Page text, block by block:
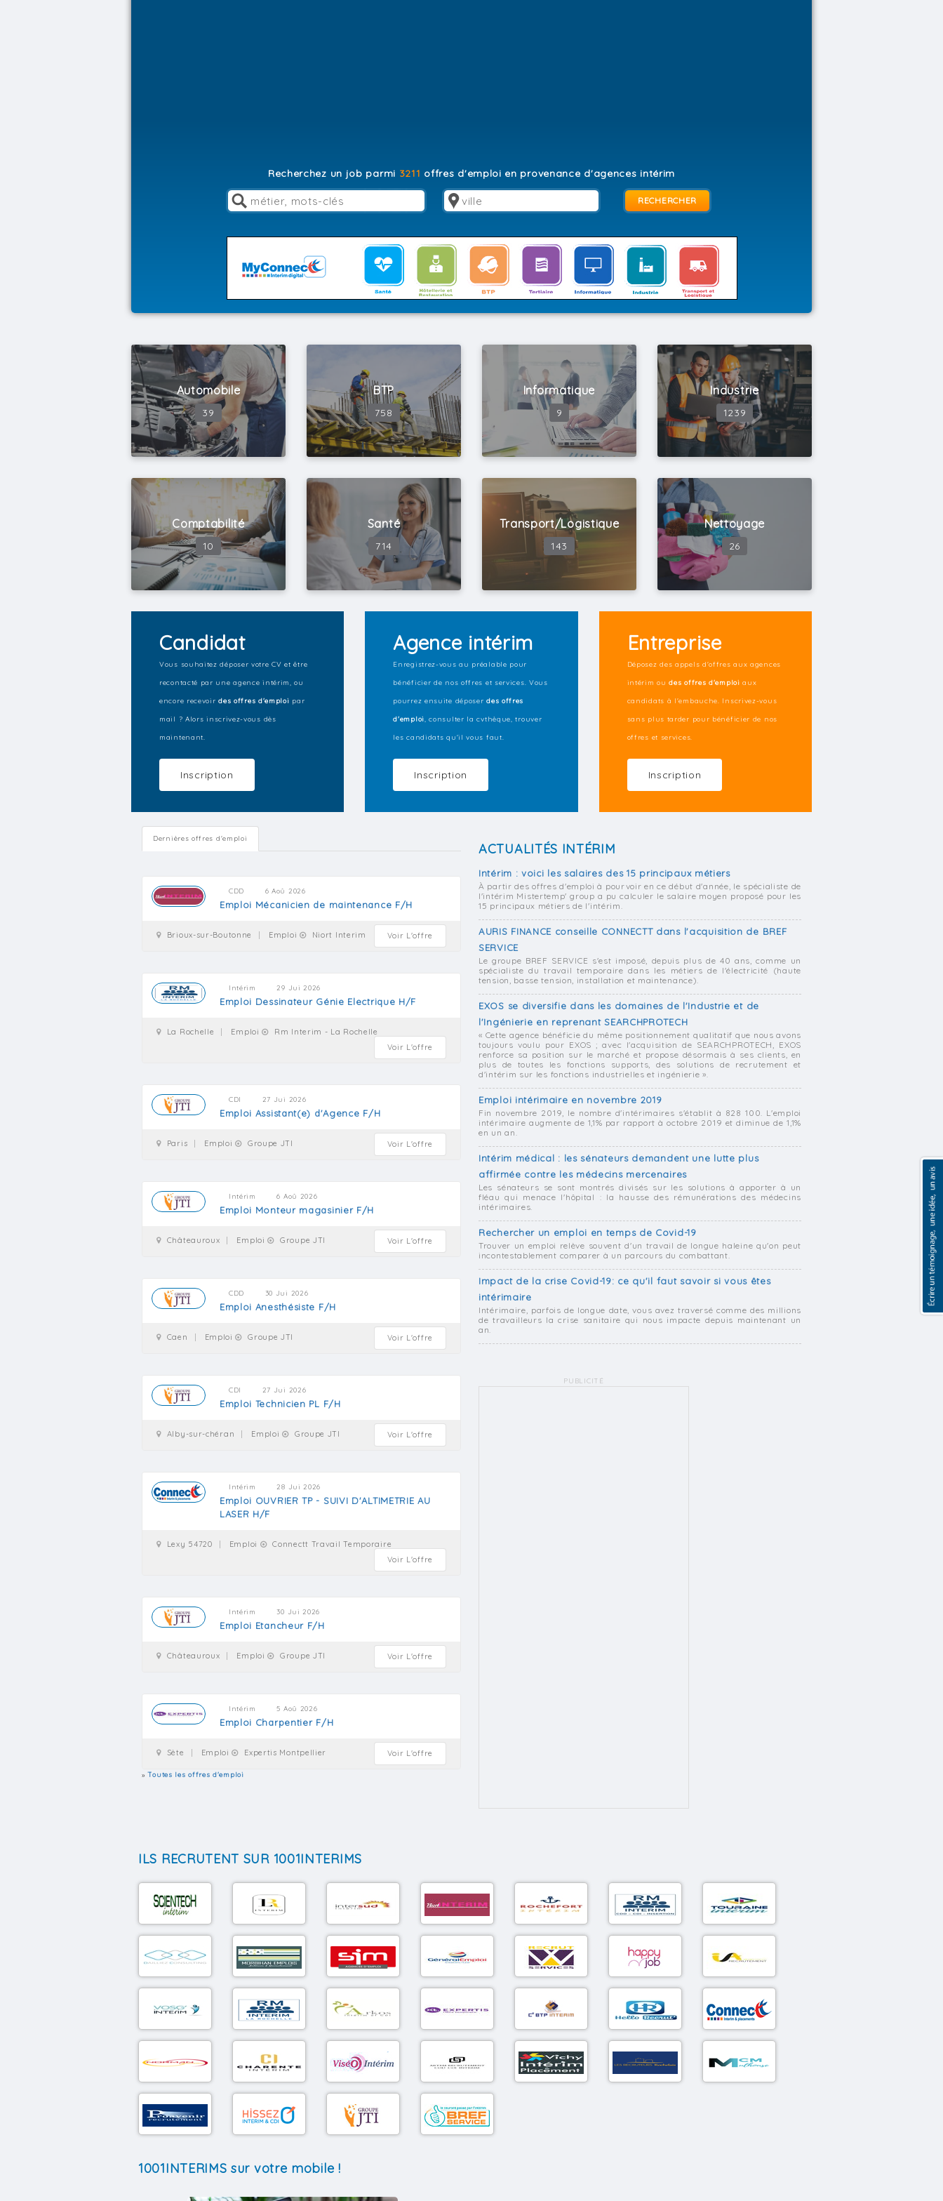
Recherchez un job parmi 3211 offres d'emploi en provenance d'agences intérim
Secteur d'activité Niveaux d'études
Expérience minimum Types de contrats
Région géographique Mobilité géographique
Temps de travail
Automobile
39
BTP
758
Informatique
9
Industrie
1239
Comptabilité
10
Santé
714
Transport/Logistique
143
Nettoyage
26
Candidat
Vous souhaitez déposer votre CV et être
recontacté par une agence intérim, ou
encore recevoirdes offres d'emploi par
mail ? Alors inscrivez-vous dès
maintenant.
Inscription
Agence intérim
Enregistrez-vous au préalable pour
bénéficier de nos offres et services. Vous
pourrez ensuite déposerdes offres
d'emploi, consulter la cvthèque, trouver
les candidats qu'il vous faut.
Inscription
Entreprise
Déposez des appels d'offres aux agences
intérim oudes offres d'emploi aux
candidats à l'embauche. Inscrivez-vous
sans plus tarder pour bénéficier de nos
offres et services.
Inscription
Dernières offres d'emploi
CDD 6 Aoû 2026
Emploi Mécanicien de maintenance F/H
Brioux-sur-Boutonne Emploi Niort Interim Voir L'offre
Intérim 29 Jui 2026
Emploi Dessinateur Génie Electrique H/F
La Rochelle Emploi
Rm Interim - La Rochelle
Voir L'offre
CDI 27 Jui 2026
Emploi Assistant(e) d'Agence F/H
Paris Emploi Groupe JTI Voir L'offre
Intérim 6 Aoû 2026
Emploi Monteur magasinier F/H
Châteauroux Emploi Groupe JTI Voir L'offre
CDD 30 Jui 2026
Emploi Anesthésiste F/H
Caen Emploi Groupe JTI Voir L'offre
CDI 27 Jui 2026
Emploi Technicien PL F/H
Alby-sur-chéran Emploi Groupe JTI Voir L'offre
Intérim 28 Jui 2026
Emploi OUVRIER TP - SUIVI D'ALTIMETRIE AU
LASER H/F
Lexy 54720 Emploi
Connectt Travail Temporaire
Voir L'offre
Intérim 30 Jui 2026
Emploi Etancheur F/H
Châteauroux Emploi Groupe JTI Voir L'offre
Intérim 5 Aoû 2026
Emploi Charpentier F/H
Sète Emploi Expertis Montpellier Voir L'offre
»Toutes les offres d'emploi
ACTUALITÉS INTÉRIM
Intérim : voici les salaires des 15 principaux métiers
À partir des offres d'emploi à pourvoir en ce début d'année, le spécialiste de
l'intérim Mistertemp' group a pu calculer le salaire moyen proposé pour les
15 principaux métiers de l'intérim.
AURIS FINANCE conseille CONNECTT dans l'acquisition de BREF
SERVICE
Le groupe BREF SERVICE s'est imposé, depuis plus de 40 ans, comme un
spécialiste du travail temporaire dans les métiers de l'électricité (haute
tension, basse tension, installation et maintenance).
EXOS se diversifie dans les domaines de l'Industrie et de
l'Ingénierie en reprenant SEARCHPROTECH
« Cette agence bénéficie du même positionnement qualitatif que nous avons
toujours voulu pour EXOS ; avec l'acquisition de SEARCHPROTECH, EXOS
renforce sa position sur le marché et propose désormais à ses clients, en
plus de toutes les fonctions supports, des solutions de recrutement et
d'intérim sur les fonctions industrielles et ingénierie ».
Emploi intérimaire en novembre 2019
Fin novembre 2019, le nombre d'intérimaires s'établit à 828 100. L'emploi
intérimaire augmente de 1,1% par rapport à octobre 2019 et diminue de 1,1%
en un an.
Intérim médical : les sénateurs demandent une lutte plus
affirmée contre les médecins mercenaires
Les sénateurs se sont montrés divisés sur les solutions à apporter à un
fléau qui menace l'hôpital : la hausse des rémunérations des médecins
intérimaires.
Rechercher un emploi en temps de Covid-19
Trouver un emploi relève souvent d'un travail de longue haleine qu'on peut
incontestablement comparer à un parcours du combattant.
Impact de la crise Covid-19: ce qu'il faut savoir si vous êtes
intérimaire
Intérimaire, parfois de longue date, vous avez traversé comme des millions
de travailleurs la crise sanitaire qui nous impacte depuis maintenant un
an.
PUBLICITÉ
ILS RECRUTENT SUR 1001INTERIMS
1001INTERIMS sur votre mobile !